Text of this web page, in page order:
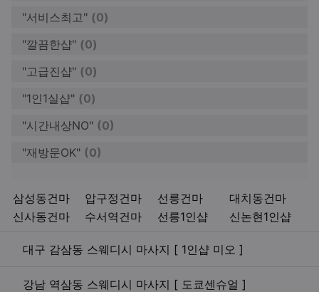
"서비스최고" (0)
"깔끔한샵" (0)
"고급진샵" (0)
"1인1실샵" (0)
"시간내상NO" (0)
"재방문OK" (0)
삼성동건마 압구정건마 선릉건마
대치동건마
신사동건마
수서역건마 선릉1인샵 신논현1인샵
키워드
관련자료
대구 감삼동 스웨디시 마사지 [ 1인샵 미오 ]
강남 역삼동 스웨디시 마사지 [ 도쿄센슈얼 ]